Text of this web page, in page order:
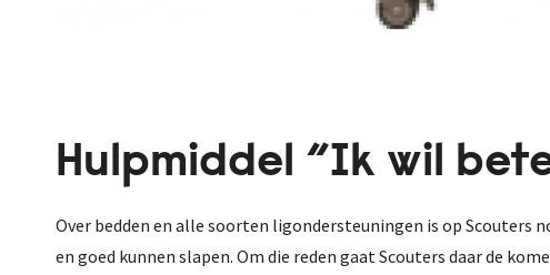
Hulpmiddel “Ik wil
Over bedden en alle soorten ligondersteuningen is op
en goed kunnen slapen. Om die reden gaat Scouters daar de